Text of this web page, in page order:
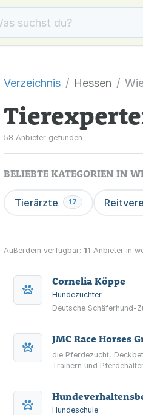
Verzeichnis Hessen
58 Anbieter gefunden
BELIEBTE KATEGORIEN IN
Tierärzte 17
Außerdem verfügbar: 11 Anbieter in
Cornelia Köppe
Hundezüchter
Deutsche Schäferhund-
JMC Race Horses
die Pferdezucht,
Trainern und
Hundeschule